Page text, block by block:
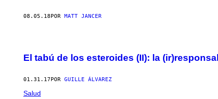
08.05.18POR MATT JANCER
El tabú de los esteroides (II): la
01.31.17 POR GUILLE ÁLVAREZ
Salud